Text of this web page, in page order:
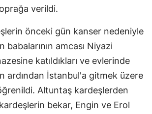
Mardin
Muğla
Muş
Nevşehir
Niğde
Ordu
verildi.
önceki gün kanser nedeniyle
babalarının amcası Niyazi
katıldıkları ve evlerinde
ardından İstanbul'a gitmek üzere
Altuntaş kardeşlerden
bekar, Engin ve Erol